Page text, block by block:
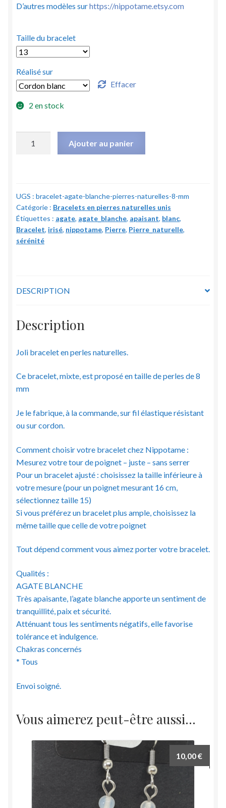
D’autres modèles surhttps://nippotame.etsy.com
Taille du bracelet
Réalisé sur
Effacer
2 en stock
-
Pierres
naturelles
-
Ajouter au panier
UGS : bracelet-agate-blanche-pierres-naturelles-8-mm
Catégorie : Bracelets en pierres naturelles unis
Étiquettes : agate, agate_blanche, apaisant, blanc,
Bracelet, irisé, nippotame, Pierre, Pierre_naturelle,
sérénité
DESCRIPTION
Description
Joli bracelet en perles naturelles.
Ce bracelet, mixte, est proposé en taille de perles de 8
mm
Je le fabrique, à la commande, sur fil élastique résistant
ou sur cordon.
Comment choisir votre bracelet chez Nippotame :
Mesurez votre tour de poignet – juste – sans serrer
Pour un bracelet ajusté : choisissez la taille inférieure à
votre mesure (pour un poignet mesurant 16 cm,
sélectionnez taille 15)
Si vous préférez un bracelet plus ample, choisissez la
même taille que celle de votre poignet
Tout dépend comment vous aimez porter votre bracelet.
Qualités :
AGATE BLANCHE
Très apaisante, l’agate blanche apporte un sentiment de
tranquillité, paix et sécurité.
Atténuant tous les sentiments négatifs, elle favorise
tolérance et indulgence.
Chakras concernés
* Tous
Envoi soigné.
Vous aimerez peut-être aussi…
10,00€